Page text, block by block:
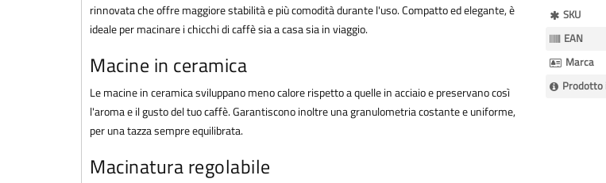
rinnovata che offre maggiore stabilità e più comodità durante l'uso. Compatto ed elegante, è
ideale per macinare i chicchi di caffè sia a casa sia in viaggio.
Macine in ceramica
Le macine in ceramica sviluppano meno calore rispetto a quelle in acciaio e preservano così
l'aroma e il gusto del tuo caffè. Garantiscono inoltre una granulometria costante e uniforme,
per una tazza sempre equilibrata.
Macinatura regolabile
Maggiori
Informazioni
SKU
EAN
Marca
Prodotto